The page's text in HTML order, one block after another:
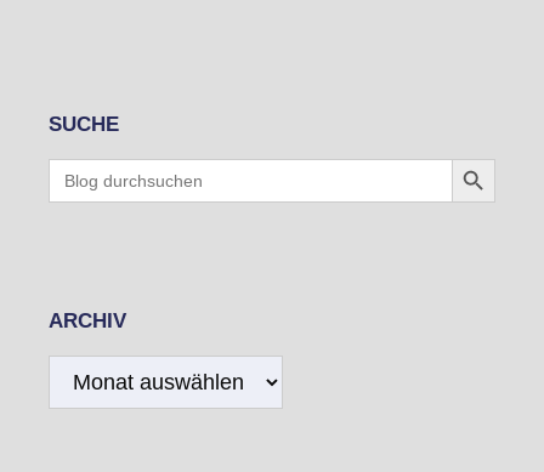
SUCHE
Search
for:
Search Button
ARCHIV
Archiv